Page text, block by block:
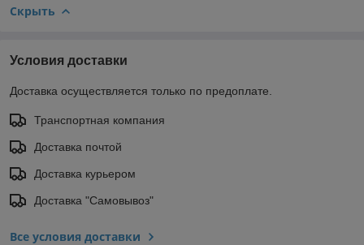
Скрыть
Условия доставки
Доставка осуществляется только по предоплате.
Транспортная компания
Доставка почтой
Доставка курьером
Доставка "Самовывоз"
Все условия доставки